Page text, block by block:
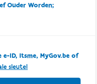
Ouder Worden;
e-ID, Itsme, MyGov.be of
sleutel